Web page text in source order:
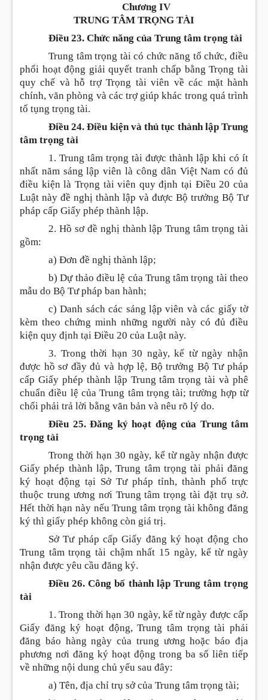
Chương IV
TRUNG TÂM TRỌNG TÀI
Điều 23. Chức năng của Trung tâm trọng tài
Trung tâm trọng tài có chức năng tổ chức, điều
phối hoạt động giải quyết tranh chấp bằng Trọng tài
quy chế và hỗ trợ Trọng tài viên về các mặt hành
chính, văn phòng và các trợ giúp khác trong quá trình
tố tụng trọng tài.
Điều 24. Điều kiện và thủ tục thành lập Trung
tâm trọng tài
1. Trung tâm trọng tài được thành lập khi có ít
nhất năm sáng lập viên là công dân Việt Nam có đủ
điều kiện là Trọng tài viên quy định tại Điều 20 của
Luật này đề nghị thành lập và được Bộ trưởng Bộ Tư
pháp cấp Giấy phép thành lập.
2. Hồ sơ đề nghị thành lập Trung tâm trọng tài
gồm:
a) Đơn đề nghị thành lập;
b) Dự thảo điều lệ của Trung tâm trọng tài theo
mẫu do Bộ Tư pháp ban hành;
c) Danh sách các sáng lập viên và các giấy tờ
kèm theo chứng minh những người này có đủ điều
kiện quy định tại Điều 20 của Luật này.
3. Trong thời hạn 30 ngày, kể từ ngày nhận
được hồ sơ đầy đủ và hợp lệ, Bộ trưởng Bộ Tư pháp
cấp Giấy phép thành lập Trung tâm trọng tài và phê
chuẩn điều lệ của Trung tâm trọng tài; trường hợp từ
chối phải trả lời bằng văn bản và nêu rõ lý do.
Điều 25. Đăng ký hoạt động của Trung tâm
trọng tài
Trong thời hạn 30 ngày, kể từ ngày nhận được
Giấy phép thành lập, Trung tâm trọng tài phải đăng
ký hoạt động tại Sở Tư pháp tỉnh, thành phố trực
thuộc trung ương nơi Trung tâm trọng tài đặt trụ sở.
Hết thời hạn này nếu Trung tâm trọng tài không đăng
ký thì giấy phép không còn giá trị.
Sở Tư pháp cấp Giấy đăng ký hoạt động cho
Trung tâm trọng tài chậm nhất 15 ngày, kể từ ngày
nhận được yêu cầu đăng ký.
Điều 26. Công bố thành lập Trung tâm trọng
tài
1. Trong thời hạn 30 ngày, kể từ ngày được cấp
Giấy đăng ký hoạt động, Trung tâm trọng tài phải
đăng báo hàng ngày của trung ương hoặc báo địa
phương nơi đăng ký hoạt động trong ba số liên tiếp
về những nội dung chủ yếu sau đây:
a) Tên, địa chỉ trụ sở của Trung tâm trọng tài;